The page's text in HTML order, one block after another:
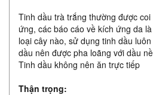
Tinh dầu trà trắng thường được
ứng, các báo cáo về kích ứng da
loại cây nào, sử dụng tinh dầu
dầu nên được pha loãng với dầu
Tinh dầu không nên ăn trực tiếp
Thận trọng: